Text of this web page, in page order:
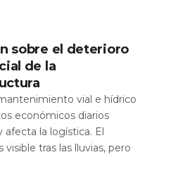
sobre el deterioro
de la
vial e hídrico
económicos diarios
afecta la logística. El
visible tras las lluvias, pero